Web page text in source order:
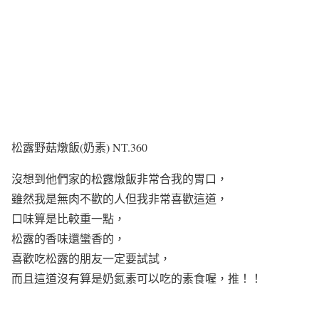
松露野菇燉飯(奶素) NT.360
沒想到他們家的松露燉飯非常合我的胃口，
雖然我是無肉不歡的人但我非常喜歡這道，
口味算是比較重一點，
松露的香味還蠻香的，
喜歡吃松露的朋友一定要試試，
而且這道沒有算是奶氮素可以吃的素食喔，推！！